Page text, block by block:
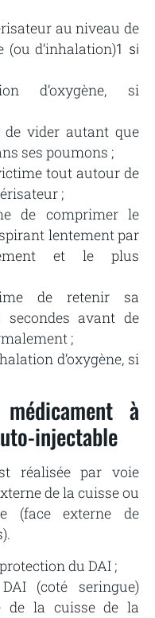
au niveau de
(ou d’inhalation)1 si
d’oxygène, si
vider autant que
ses poumons ;
tout autour de
;
de comprimer le
lentement par
et le plus
de retenir sa
secondes avant de
;
d’oxygène, si
à
injectable
réalisée par voie
de la cuisse ou
(face externe de
du DAI ;
(coté seringue)
de la cuisse de la